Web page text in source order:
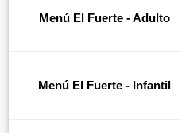
Menú El Fuerte - Adulto
Menú El Fuerte - Infantil